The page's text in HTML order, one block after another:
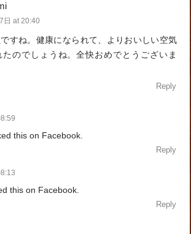
日 at 20:40
すね。健康になられて、よりおいしい空気
たのでしょうね。全快おめでとうございま
Reply
this on Facebook.
Reply
this on Facebook.
Reply